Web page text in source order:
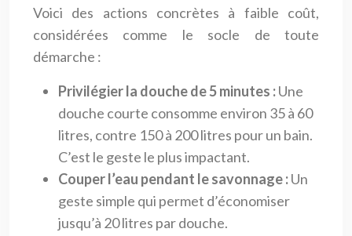
Voici des actions concrètes à faible coût,
considérées comme le socle de toute
démarche :
Privilégier la douche de 5 minutes :Une
douche courte consomme environ 35 à 60
litres, contre 150 à 200 litres pour un bain.
C’est le geste le plus impactant.
Couper l’eau pendant le savonnage :Un
geste simple qui permet d’économiser
jusqu’à 20 litres par douche.